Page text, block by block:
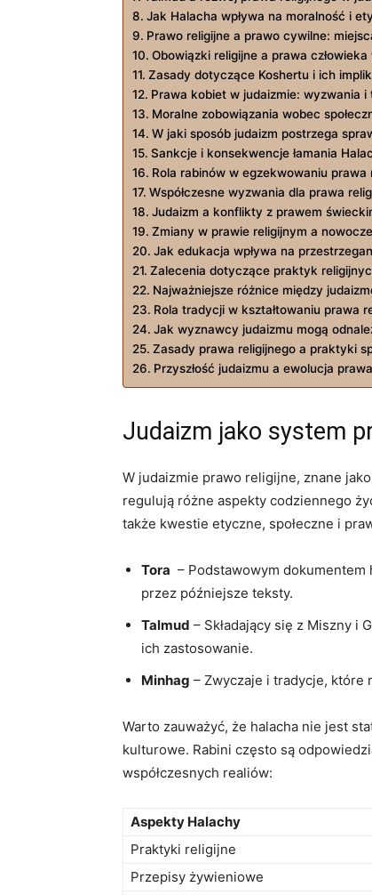
Jak Halacha ‌wpływa⁤ na moralność i⁤
Prawo religijne a prawo cywilne:
Obowiązki religijne a prawa człowieka
Zasady dotyczące Koshertu i ich
Prawa kobiet w judaizmie: wyzwania i
Moralne​ zobowiązania wobec⁣
W jaki sposób judaizm ​postrzega
Sankcje⁣ i ‍konsekwencje łamania
Rola ‍rabinów w egzekwowaniu⁣ prawa
Współczesne‍ wyzwania‍ dla ⁤prawa
Judaizm ⁢a konflikty z prawem
Zmiany w prawie⁣ religijnym a
Jak edukacja wpływa na
Zalecenia dotyczące‌ praktyk
Najważniejsze różnice między
Rola⁣ tradycji w kształtowaniu ‌prawa
Jak wyznawcy judaizmu‌ mogą
Zasady prawa ‌religijnego a praktyki
Przyszłość‌ judaizmu a ewolucja
Judaizm​ jako ⁢system
W judaizmie prawo religijne, znane
regulują⁢ różne aspekty codziennego
także kwestie etyczne,​ społeczne i
Tora
– Podstawowym
przez późniejsze ‍teksty.
Talmud – Składający się ⁢z Miszny i
ich‍ zastosowanie.
Minhag – Zwyczaje i tradycje, które
Warto zauważyć, że​ halacha nie jest
kulturowe. ⁢Rabini często są
współczesnych realiów:
Aspekty ​Halachy
Praktyki religijne
Przepisy ⁢żywieniowe